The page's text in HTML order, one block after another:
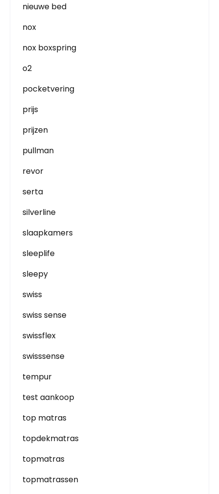
nieuwe bed
nox
nox boxspring
o2
pocketvering
prijs
prijzen
pullman
revor
serta
silverline
slaapkamers
sleeplife
sleepy
swiss
swiss sense
swissflex
swisssense
tempur
test aankoop
top matras
topdekmatras
topmatras
topmatrassen